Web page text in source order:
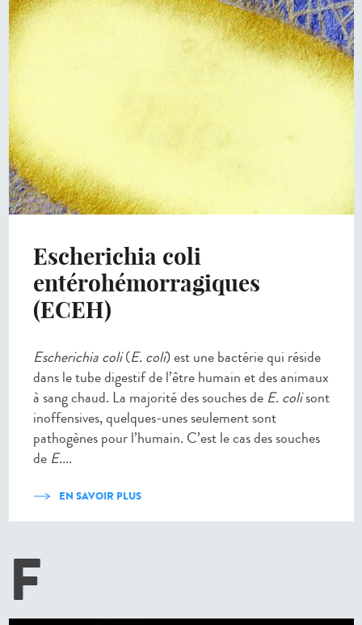
Escherichia coli
entérohémorragiques
(ECEH)
Escherichia coli(E. coli) est une bactérie qui réside
dans le tube digestif de l’être humain et des animaux
à sang chaud. La majorité des souches de E. colisont
inoffensives, quelques-unes seulement sont
pathogènes pour l’humain. C’est le cas des souches
de E....
EN SAVOIR PLUS
F